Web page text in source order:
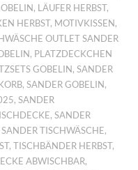
, LÄUFER HERBST,
HERBST, MOTIVKISSEN,
OUTLET SANDER
, PLATZDECKCHEN
GOBELIN,SANDER
,SANDER GOBELIN,
,SANDER
,SANDER
SANDER TISCHWÄSCHE,
,TISCHBÄNDER HERBST,
ABWISCHBAR,